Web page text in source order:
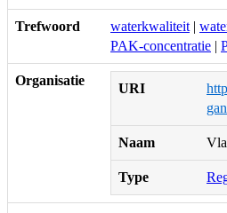
Trefwoord waterkwaliteit |
PAK-concentratie |
Organisatie
URI
Naam
Type